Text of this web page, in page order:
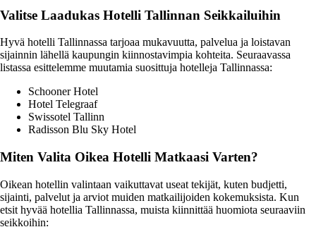
Valitse Laadukas Hotelli Tallinnan Seikkailuihin
Hyvä hotelli Tallinnassa tarjoaa mukavuutta, palvelua ja loistavan
sijainnin lähellä kaupungin kiinnostavimpia kohteita. Seuraavassa
listassa esittelemme muutamia suosittuja hotelleja Tallinnassa:
Schooner Hotel
Hotel Telegraaf
Swissotel Tallinn
Radisson Blu Sky Hotel
Miten Valita Oikea Hotelli Matkaasi Varten?
Oikean hotellin valintaan vaikuttavat useat tekijät, kuten budjetti,
sijainti, palvelut ja arviot muiden matkailijoiden kokemuksista. Kun
etsit hyvää hotellia Tallinnassa, muista kiinnittää huomiota seuraaviin
seikkoihin: